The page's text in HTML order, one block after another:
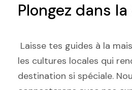
Plongez dans
Laisse tes guides à la
les cultures locales qui
destination si spéciale.